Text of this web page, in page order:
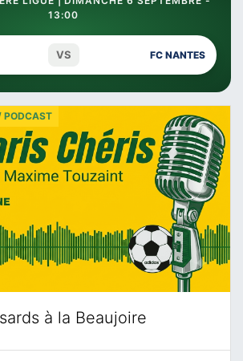
13:00
VS FC NANTES
à la Beaujoire
PODCAST